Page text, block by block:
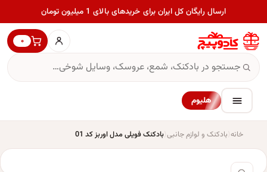
ارسال رایگان کل ایران برای خریدهای بالای 1 میلیون تومان
۰
هلیوم
خانه بادکنک و لوازم جانبی بادکنک فویلی مدل اوربز کد 01